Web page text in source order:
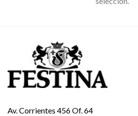
Av. Corrientes 456 Of. 64